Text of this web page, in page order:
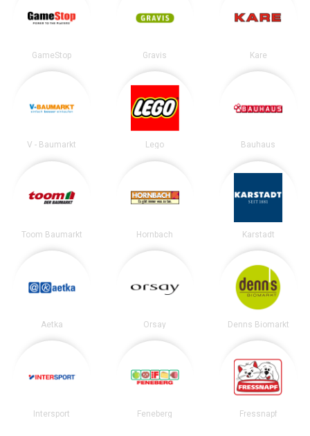
GameStop Gravis Kare
V - Baumarkt Lego Bauhaus
Toom Baumarkt Hornbach Karstadt
Aetka Orsay Denns Biomarkt
Intersport Feneberg Fressnapf